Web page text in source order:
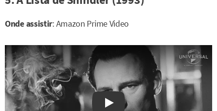
Onde assistir: Amazon Prime Video
Watch on YouTube